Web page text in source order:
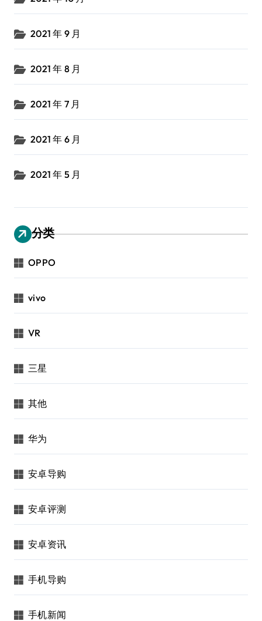
2021 年 9 月
2021 年 8 月
2021 年 7 月
2021 年 6 月
2021 年 5 月
分类
OPPO
vivo
VR
三星
其他
华为
安卓导购
安卓评测
安卓资讯
手机导购
手机新闻